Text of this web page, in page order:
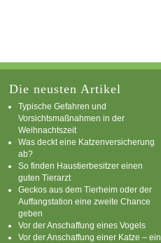
Die neusten Artikel
Typische Gefahren und
Vorsichtsmaßnahmen in der
Weihnachtszeit
Was deckt eine Katzenversicherung
ab?
So finden Haustierbesitzer einen
guten Tierarzt
Geckos aus dem Tierheim oder der
Auffangstation eine zweite Chance
geben
Vor der Anschaffung eines Vogels
Vor der Anschaffung einer Katze – ein